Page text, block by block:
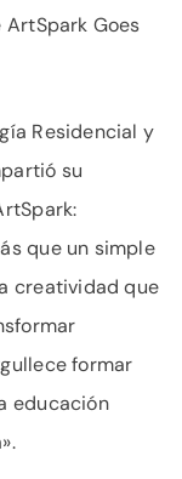
Goes
Residencial y
su
que un simple
creatividad que
formar
educación